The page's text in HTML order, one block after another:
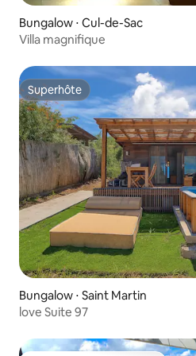
Bungalow ⋅ Cul-de-Sac
Villa magnifique
Superhôte
Superhôte
Bungalow ⋅ Saint Martin
love Suite 97